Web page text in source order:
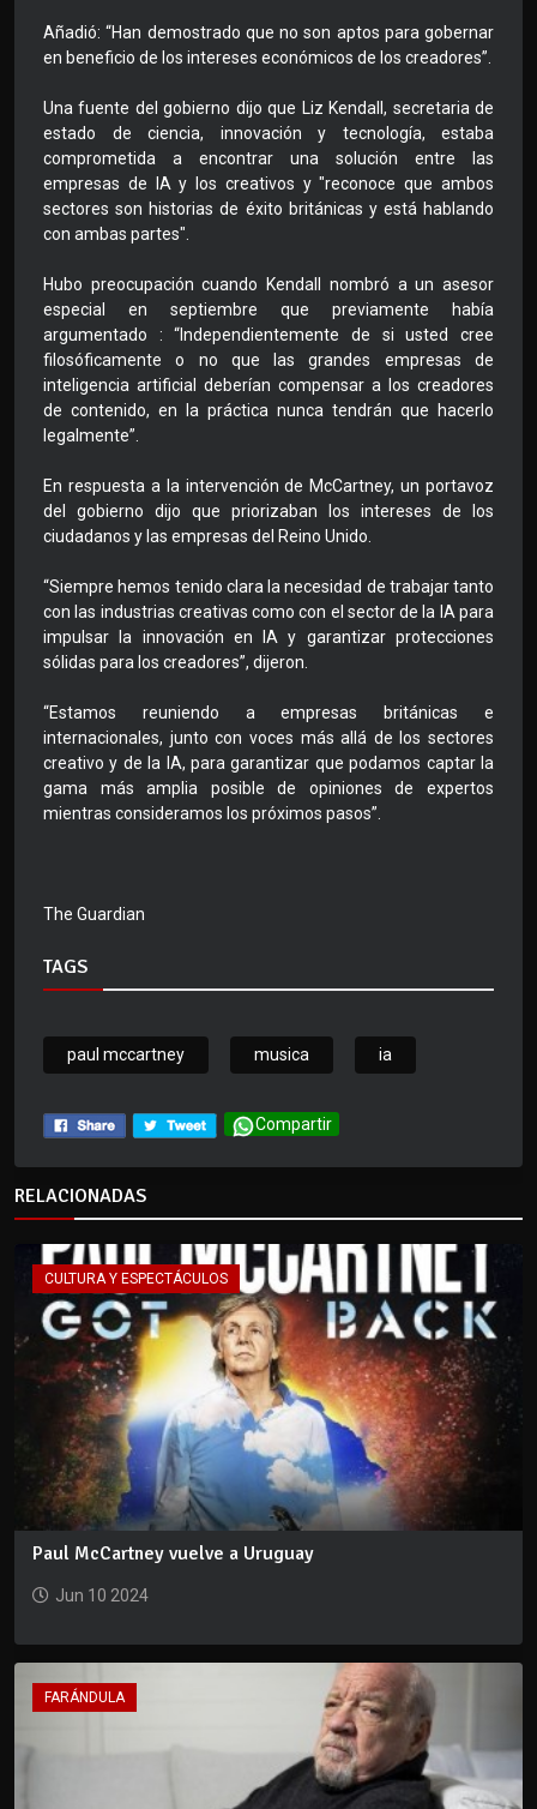
Añadió: “Han demostrado que no son aptos para gobernar
en beneficio de los intereses económicos de los creadores”.
Una fuente del gobierno dijo que Liz Kendall, secretaria de
estado de ciencia, innovación y tecnología, estaba
comprometida a encontrar una solución entre las
empresas de IA y los creativos y "reconoce que ambos
sectores son historias de éxito británicas y está hablando
con ambas partes".
Hubo preocupación cuando Kendall nombró a un asesor
especial en septiembre que previamente había
argumentado : “Independientemente de si usted cree
filosóficamente o no que las grandes empresas de
inteligencia artificial deberían compensar a los creadores
de contenido, en la práctica nunca tendrán que hacerlo
legalmente”.
En respuesta a la intervención de McCartney, un portavoz
del gobierno dijo que priorizaban los intereses de los
ciudadanos y las empresas del Reino Unido.
“Siempre hemos tenido clara la necesidad de trabajar tanto
con las industrias creativas como con el sector de la IA para
impulsar la innovación en IA y garantizar protecciones
sólidas para los creadores”, dijeron.
“Estamos reuniendo a empresas británicas e
internacionales, junto con voces más allá de los sectores
creativo y de la IA, para garantizar que podamos captar la
gama más amplia posible de opiniones de expertos
mientras consideramos los próximos pasos”.
The Guardian
TAGS
paul mccartney musica ia
Compartir
RELACIONADAS
CULTURA Y ESPECTÁCULOS
Paul McCartney vuelve a Uruguay
Jun 10 2024
FARÁNDULA